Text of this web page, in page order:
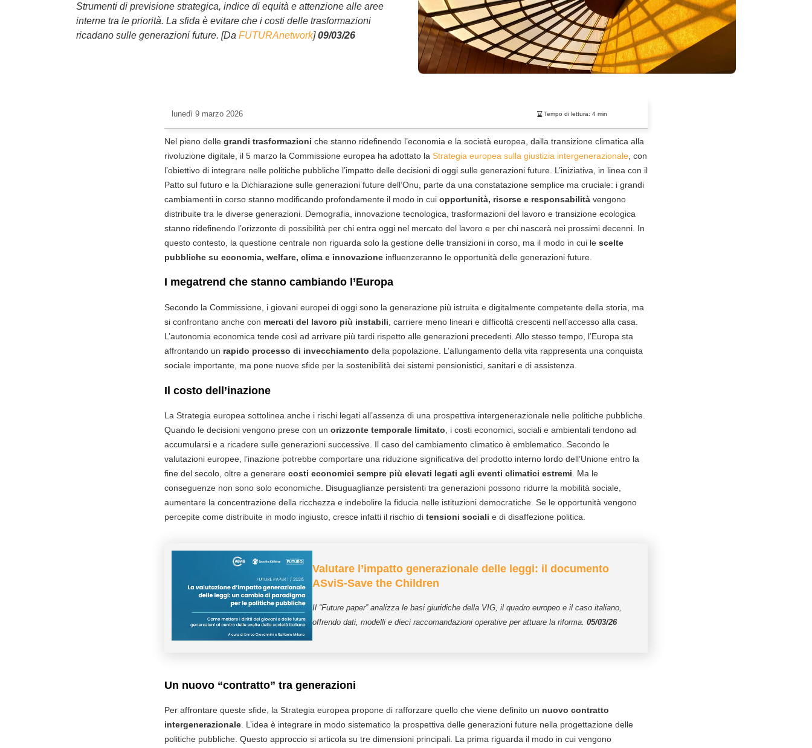
Strumenti di previsione strategica, indice di equità e attenzione alle aree
interne tra le priorità. La sfida è evitare che i costi delle trasformazioni
ricadano sulle generazioni future. [Da FUTURAnetwork]09/03/26
lunedì 9 marzo 2026 Tempo di lettura:4 min
Nel pieno delle grandi trasformazioni che stanno ridefinendo l’economia e la società europea, dalla transizione climatica alla
rivoluzione digitale, il 5 marzo la Commissione europea ha adottato la Strategia europea sulla giustizia intergenerazionale , con
l’obiettivo di integrare nelle politiche pubbliche l’impatto delle decisioni di oggi sulle generazioni future. L’iniziativa, in linea con il
Patto sul futuro e la Dichiarazione sulle generazioni future dell’Onu, parte da una constatazione semplice ma cruciale: i grandi
cambiamenti in corso stanno modificando profondamente il modo in cui opportunità, risorse e responsabilità vengono
distribuite tra le diverse generazioni. Demografia, innovazione tecnologica, trasformazioni del lavoro e transizione ecologica
stanno ridefinendo l’orizzonte di possibilità per chi entra oggi nel mercato del lavoro e per chi nascerà nei prossimi decenni. In
questo contesto, la questione centrale non riguarda solo la gestione delle transizioni in corso, ma il modo in cui le scelte
pubbliche su economia, welfare, clima e innovazione influenzeranno le opportunità delle generazioni future.
I megatrend che stanno cambiando l’Europa
Secondo la Commissione, i giovani europei di oggi sono la generazione più istruita e digitalmente competente della storia, ma
si confrontano anche con mercati del lavoro più instabili , carriere meno lineari e difficoltà crescenti nell’accesso alla casa.
L’autonomia economica tende così ad arrivare più tardi rispetto alle generazioni precedenti. Allo stesso tempo, l’Europa sta
affrontando un rapido processo di invecchiamento della popolazione. L’allungamento della vita rappresenta una conquista
sociale importante, ma pone nuove sfide per la sostenibilità dei sistemi pensionistici, sanitari e di assistenza.
Il costo dell’inazione
La Strategia europea sottolinea anche i rischi legati all’assenza di una prospettiva intergenerazionale nelle politiche pubbliche.
Quando le decisioni vengono prese con un orizzonte temporale limitato, i costi economici, sociali e ambientali tendono ad
accumularsi e a ricadere sulle generazioni successive. Il caso del cambiamento climatico è emblematico. Secondo le
valutazioni europee, l’inazione potrebbe comportare una riduzione significativa del prodotto interno lordo dell’Unione entro la
fine del secolo, oltre a generare costi economici sempre più elevati legati agli eventi climatici estremi. Ma le
conseguenze non sono solo economiche. Disuguaglianze persistenti tra generazioni possono ridurre la mobilità sociale,
aumentare la concentrazione della ricchezza e indebolire la fiducia nelle istituzioni democratiche. Se le opportunità vengono
percepite come distribuite in modo ingiusto, cresce infatti il rischio di tensioni sociali e di disaffezione politica.
Valutare l’impatto generazionale delle leggi: il documento
ASviS-Save the Children
Il “Future paper” analizza le basi giuridiche della VIG, il quadro europeo e il caso italiano,
offrendo dati, modelli e dieci raccomandazioni operative per attuare la riforma. 05/03/26
Un nuovo “contratto” tra generazioni
Per affrontare queste sfide, la Strategia europea propone di rafforzare quello che viene definito un nuovo contratto
intergenerazionale. L’idea è integrare in modo sistematico la prospettiva delle generazioni future nella progettazione delle
politiche pubbliche. Questo approccio si articola su tre dimensioni principali. La prima riguarda il modo in cui vengono